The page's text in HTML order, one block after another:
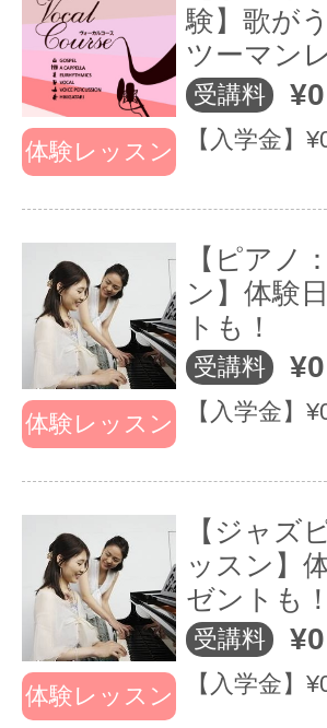
けます♪
か？
お好きな楽器、歌のコ
器に触れて、演奏して
楽器を持っていなく
すので手ぶらでお越
ご興味のある方、是非
Lectures
of this locations
この教室の講座
体験レッスン
験】歌が
ツーマン
受講料 ¥0
【入学金】
体験レッスン
【ピアノ
ン】体験
トも！
受講料 ¥0
【入学金】
体験レッスン
【ジャズ
ッスン】
ゼントも！
受講料 ¥0
【入学金】